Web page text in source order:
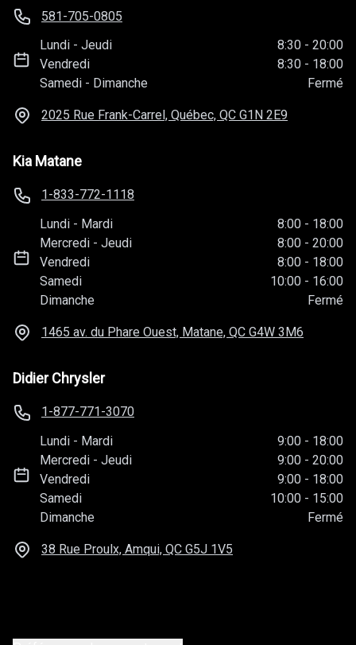
581-705-0805
Lundi -Jeudi 8:30 - 20:00
Vendredi
8:30 - 18:00
Samedi - Dimanche Fermé
2025 Rue Frank-Carrel, Québec, QC G1N 2E9
Kia Matane
1-833-772-1118
Lundi - Mardi 8:00 - 18:00
Mercredi -Jeudi 8:00 - 20:00
Vendredi
8:00 - 18:00
Samedi
10:00 - 16:00
Dimanche
Fermé
1465 av. du Phare Ouest, Matane, QC G4W 3M6
Didier Chrysler
1-877-771-3070
Lundi - Mardi 9:00 - 18:00
Mercredi -Jeudi 9:00 - 20:00
Vendredi
9:00 - 18:00
Samedi
10:00 - 15:00
Dimanche
Fermé
38 Rue Proulx, Amqui, QC G5J 1V5